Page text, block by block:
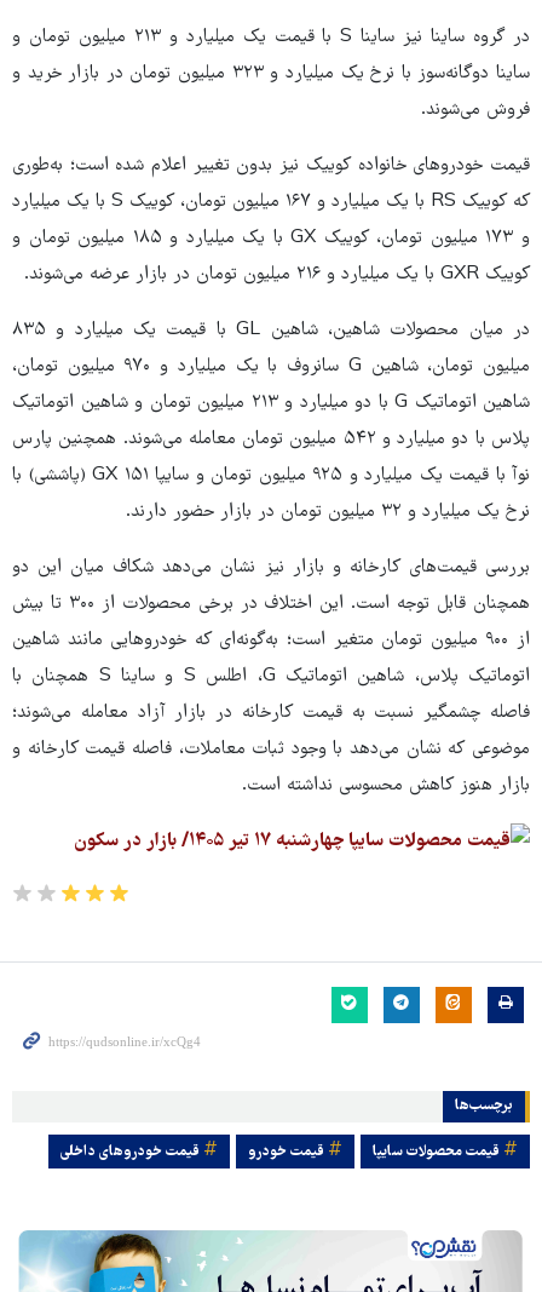
در گروه ساینا نیز ساینا S با قیمت یک میلیارد و ۲۱۳ میلیون تومان و
ساینا دوگانه‌سوز با نرخ یک میلیارد و ۳۲۳ میلیون تومان در بازار خرید و
فروش می‌شوند.
قیمت خودروهای خانواده کوییک نیز بدون تغییر اعلام شده است؛ به‌طوری
که کوییک RS با یک میلیارد و ۱۶۷ میلیون تومان، کوییک S با یک میلیارد
و ۱۷۳ میلیون تومان، کوییک GX با یک میلیارد و ۱۸۵ میلیون تومان و
کوییک GXR با یک میلیارد و ۲۱۶ میلیون تومان در بازار عرضه می‌شوند.
در میان محصولات شاهین، شاهین GL با قیمت یک میلیارد و ۸۳۵
میلیون تومان، شاهین G سانروف با یک میلیارد و ۹۷۰ میلیون تومان،
شاهین اتوماتیک G با دو میلیارد و ۲۱۳ میلیون تومان و شاهین اتوماتیک
پلاس با دو میلیارد و ۵۴۲ میلیون تومان معامله می‌شوند. همچنین پارس
نوآ با قیمت یک میلیارد و ۹۲۵ میلیون تومان و سایپا ۱۵۱ GX (پاششی) با
نرخ یک میلیارد و ۳۲ میلیون تومان در بازار حضور دارند.
بررسی قیمت‌های کارخانه و بازار نیز نشان می‌دهد شکاف میان این دو
همچنان قابل توجه است. این اختلاف در برخی محصولات از ۳۰۰ تا بیش
از ۹۰۰ میلیون تومان متغیر است؛ به‌گونه‌ای که خودروهایی مانند شاهین
اتوماتیک پلاس، شاهین اتوماتیک G، اطلس S و ساینا S همچنان با
فاصله چشمگیر نسبت به قیمت کارخانه در بازار آزاد معامله می‌شوند؛
موضوعی که نشان می‌دهد با وجود ثبات معاملات، فاصله قیمت کارخانه و
بازار هنوز کاهش محسوسی نداشته است.
برچسب‌ها
قیمت محصولات سایپا قیمت خودرو قیمت خودروهای داخلی